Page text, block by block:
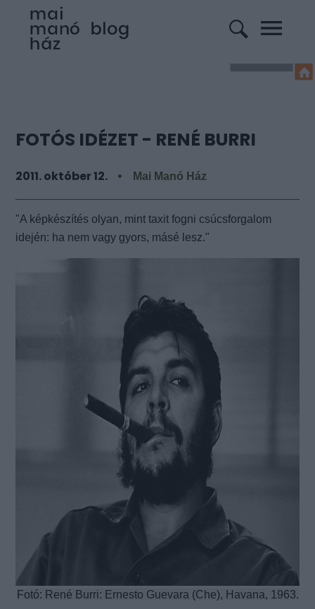
FOTÓS IDÉZET - RENÉ BURRI
2011. október 12. Mai Manó Ház
"A képkészítés olyan, mint taxit fogni csúcsforgalom
idején: ha nem vagy gyors, másé lesz."
Fotó: René Burri: Ernesto Guevara (Che), Havana, 1963.